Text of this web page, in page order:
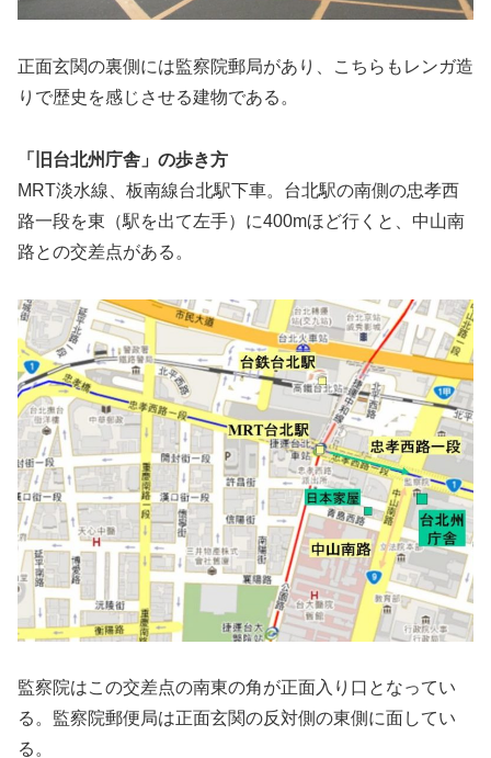
正面玄関の裏側には監察院郵局があり、こちらもレンガ造
りで歴史を感じさせる建物である。
「旧台北州庁舎」の歩き方
MRT淡水線、板南線台北駅下車。台北駅の南側の忠孝西
路一段を東（駅を出て左手）に400mほど行くと、中山南
路との交差点がある。
監察院はこの交差点の南東の角が正面入り口となってい
る。監察院郵便局は正面玄関の反対側の東側に面してい
る。